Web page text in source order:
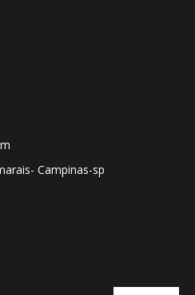
Campinas-sp